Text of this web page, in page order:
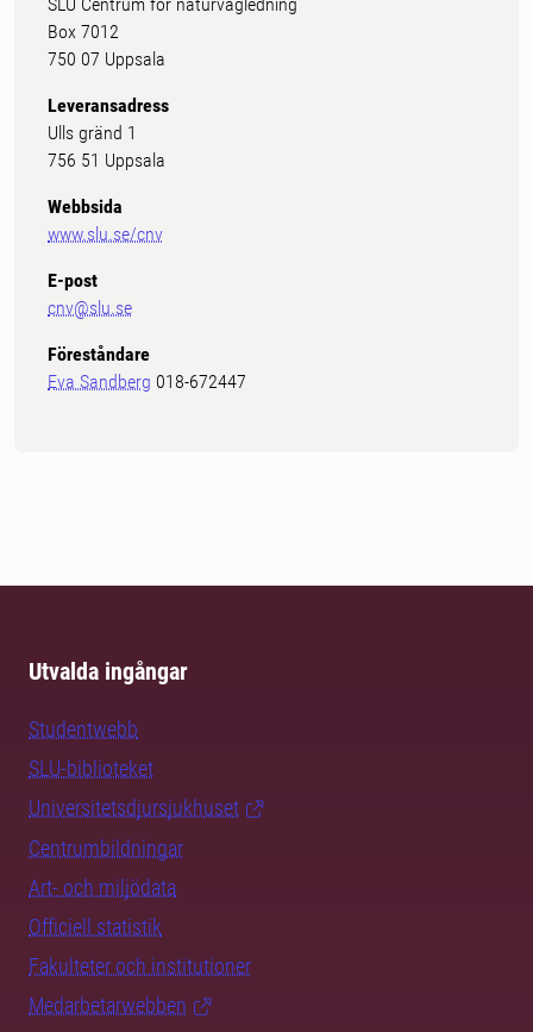
Box 7012
750 07 Uppsala
Leveransadress
Ulls gränd 1
756 51 Uppsala
Webbsida
www.slu.se/cnv
E-post
cnv@slu.se
Föreståndare
Eva Sandberg 018-672447
Utvalda ingångar
Studentwebb
SLU-biblioteket
Universitetsdjursjukhuset
Centrumbildningar
Art- och miljödata
Officiell statistik
Fakulteter och institutioner
Medarbetarwebben